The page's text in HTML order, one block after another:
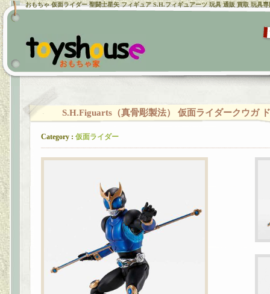
おもちゃ 仮面ライダー 聖闘士星矢 フィギュア S.H.フィギュアーツ 玩具 通販 買取 玩具
S.H.Figuarts（真骨彫製法） 仮面ライダークウガ
Category : 仮面ライダー